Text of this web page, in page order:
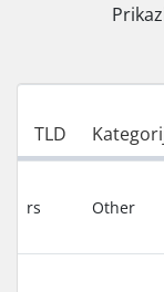
TLD
rs Other